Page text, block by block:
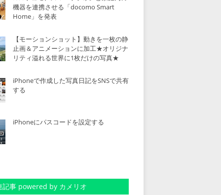
機器を連携させる「docomo Smart
Home」を発表
【モーションショット】動きを一枚の静
止画＆アニメーションに加工★オリジナ
リティ溢れる世界に1枚だけの写真★
iPhoneで作成した写真日記をSNSで共有
する
iPhoneにパスコードを設定する
記事 powered by カメリオ